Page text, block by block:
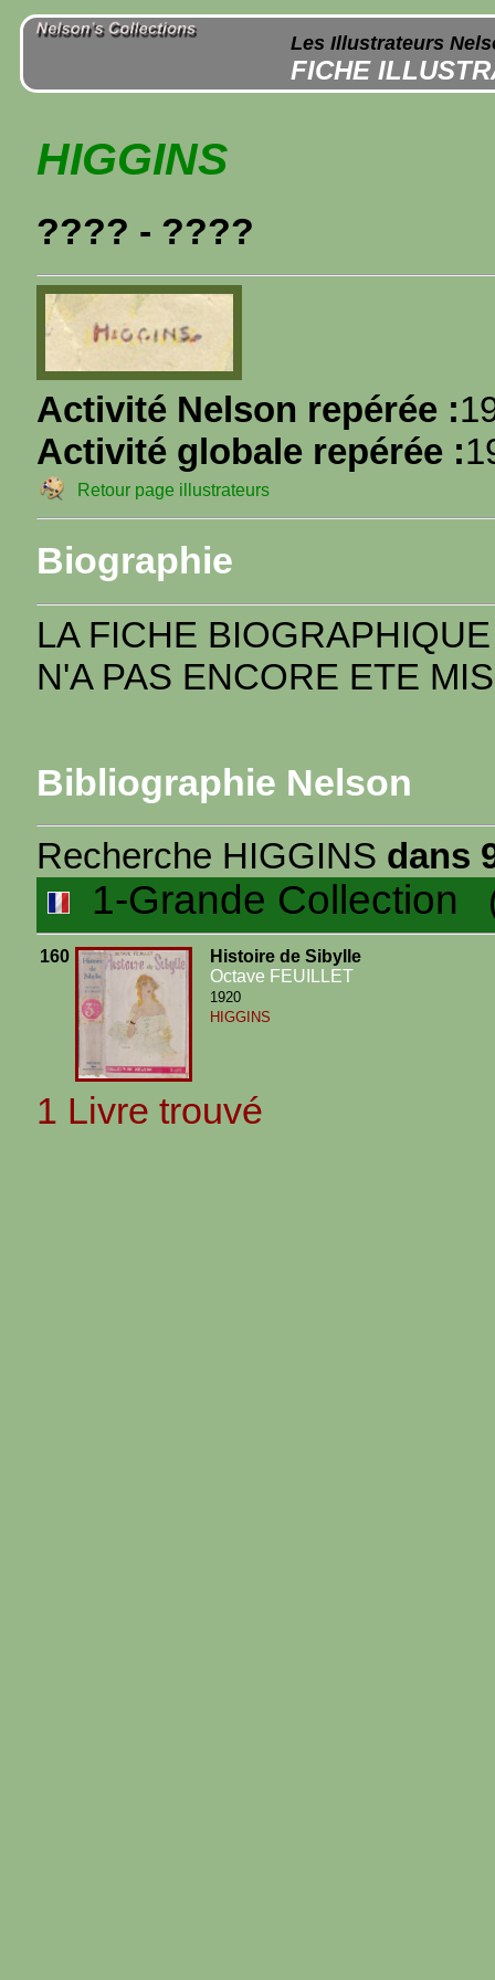
Les Illustrateurs
FICHE
HIGGINS
???? - ????
Activité Nelson repérée :
Activité globale repérée :
Retour page illustrateurs
Biographie
LA FICHE
N'A PAS ENCORE ETE
Bibliographie Nelson
Recherche HIGGINS dans
1-Grande Collection
160
Histoire de Sibylle
Octave FEUILLET
1920
HIGGINS
1 Livre trouvé